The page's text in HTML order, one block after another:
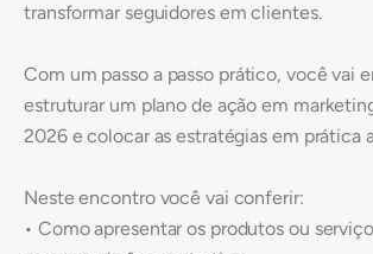
transformar seguidores em clientes.
Com um passo a passo prático, você vai
estruturar um plano de ação em
2026 e colocar as estratégias em prática
Neste encontro você vai conferir:
• Como apresentar os produtos ou